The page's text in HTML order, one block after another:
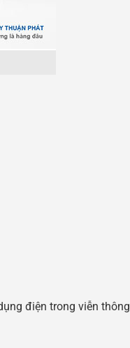
điện trong viễn